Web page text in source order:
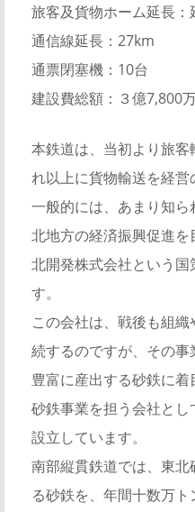
旅客及貨物ホーム延長：
通信線延長：27km
通票閉塞機：10台
建設費総額：３億7,800
本鉄道は、当初より旅
れ以上に貨物輸送を経営
一般的には、あまり知
北地方の経済振興促進
北開発株式会社という国
す。
この会社は、戦後も組
続するのですが、その
豊富に産出する砂鉄に
砂鉄事業を担う会社と
設立しています。
南部縦貫鉄道では、東
る砂鉄を、年間十数万